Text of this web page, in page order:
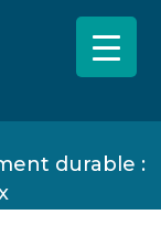
durable :